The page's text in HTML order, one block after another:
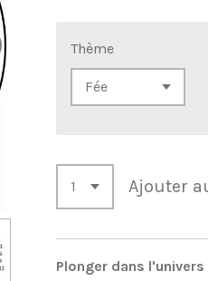
Thème
Ajouter
Plonger dans